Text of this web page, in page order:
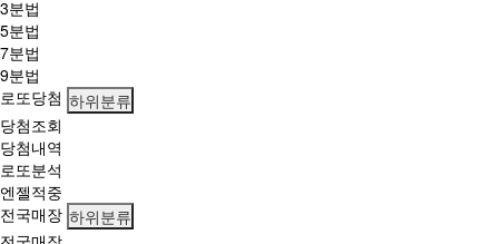
당'
어
디
3분법
5분법
7분법
9분법
로또당첨 하위분류
당첨조회
당첨내역
로또분석
엔젤적중
전국매장 하위분류